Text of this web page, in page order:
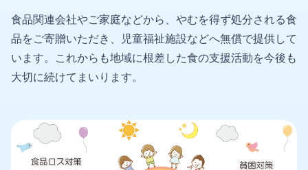
食品関連会社やご家庭などから、やむを得ず処分される食
品をご寄贈いただき、児童福祉施設などへ無償で提供して
います。これからも地域に根差した食の支援活動を今後も
大切に続けてまいります。